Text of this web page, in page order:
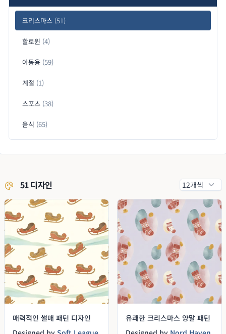
크리스마스 (51)
할로윈 (4)
아동용 (59)
계절 (1)
스포츠 (38)
음식 (65)
51 디자인
매력적인 썰매 패턴 디자인
유쾌한 크리스마스 양말 패턴